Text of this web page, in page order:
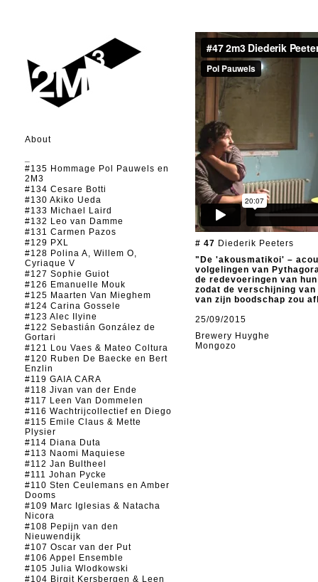
About
#135 Hommage Pol Pauwels en
2M3
#134 Cesare Botti
#130 Akiko Ueda
#133 Michael Laird
#132 Leo van Damme
#131 Carmen Pazos
#129 PXL
#128 Polina A, Willem O,
Cyriaque V
#127 Sophie Guiot
#126 Emanuelle Mouk
#125 Maarten Van Mieghem
#124 Carina Gossele
#123 Alec Ilyine
#122 Sebastián González de
Gortari
#121 Lou Vaes & Mateo Coltura
#120 Ruben De Baecke en Bert
Enzlin
#119 GAIA CARA
#118 Jivan van der Ende
#117 Leen Van Dommelen
#116 Wachtrijcollectief en Diego
#115 Emile Claus & Mette
Plysier
#114 Diana Duta
#113 Naomi Maquiese
#112 Jan Bultheel
#111 Johan Pycke
#110 Sten Ceulemans en Amber
Dooms
#109 Marc Iglesias & Natacha
Nicora
#108 Pepijn van den
Nieuwendijk
#107 Oscar van der Put
#106 Appel Ensemble
#105 Julia Wlodkowski
#104 Birgit Kersbergen & Leen
# 47 Diederik Peeters
"De 'akousmatikoi' –
volgelingen van
de redevoeringen van
zodat de verschijning
van zijn boodschap zou
25/09/2015
Brewery Huyghe
Mongozo